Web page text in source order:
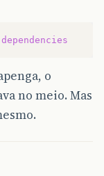
dependencies
o
no meio. Mas